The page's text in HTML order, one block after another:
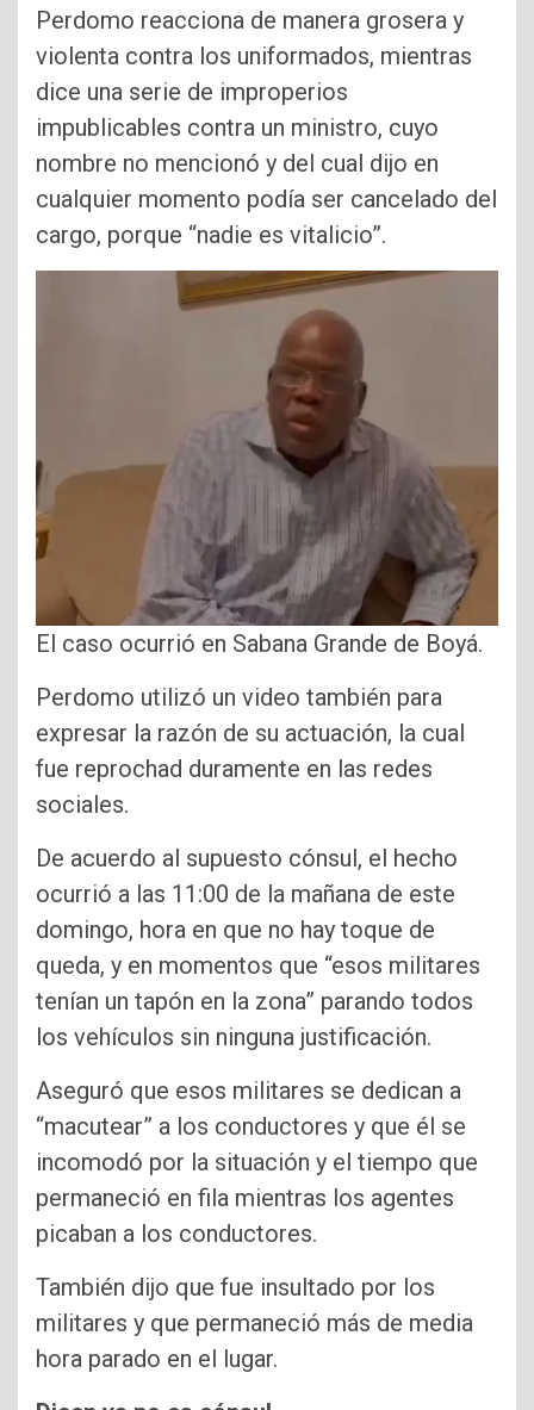
Perdomo reacciona de manera grosera y
violenta contra los uniformados, mientras
dice una serie de improperios
impublicables contra un ministro, cuyo
nombre no mencionó y del cual dijo en
cualquier momento podía ser cancelado del
cargo, porque “nadie es vitalicio”.
El caso ocurrió en Sabana Grande de Boyá.
Perdomo utilizó un video también para
expresar la razón de su actuación, la cual
fue reprochad duramente en las redes
sociales.
De acuerdo al supuesto cónsul, el hecho
ocurrió a las 11:00 de la mañana de este
domingo, hora en que no hay toque de
queda, y en momentos que “esos militares
tenían un tapón en la zona” parando todos
los vehículos sin ninguna justificación.
Aseguró que esos militares se dedican a
“macutear” a los conductores y que él se
incomodó por la situación y el tiempo que
permaneció en fila mientras los agentes
picaban a los conductores.
También dijo que fue insultado por los
militares y que permaneció más de media
hora parado en el lugar.